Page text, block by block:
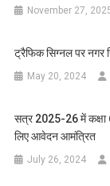
November 27,
ट्रैफिक सिग्नल पर नगर
May 20, 2024
सत्र 2025-26 में कक्षा
लिए आवेदन आमंत्रित
July 26, 2024